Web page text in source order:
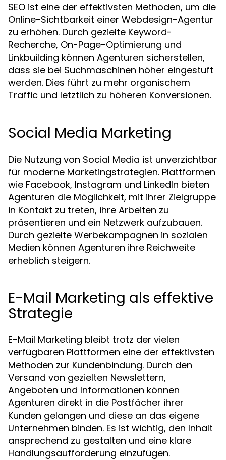
SEO ist eine der effektivsten Methoden, um die
Online-Sichtbarkeit einer Webdesign-Agentur
zu erhöhen. Durch gezielte Keyword-
Recherche, On-Page-Optimierung und
Linkbuilding können Agenturen sicherstellen,
dass sie bei Suchmaschinen höher eingestuft
werden. Dies führt zu mehr organischem
Traffic und letztlich zu höheren Konversionen.
Social Media Marketing
Die Nutzung von Social Media ist unverzichtbar
für moderne Marketingstrategien. Plattformen
wie Facebook, Instagram und LinkedIn bieten
Agenturen die Möglichkeit, mit ihrer Zielgruppe
in Kontakt zu treten, ihre Arbeiten zu
präsentieren und ein Netzwerk aufzubauen.
Durch gezielte Werbekampagnen in sozialen
Medien können Agenturen ihre Reichweite
erheblich steigern.
E-Mail Marketing als effektive
Strategie
E-Mail Marketing bleibt trotz der vielen
verfügbaren Plattformen eine der effektivsten
Methoden zur Kundenbindung. Durch den
Versand von gezielten Newslettern,
Angeboten und Informationen können
Agenturen direkt in die Postfächer ihrer
Kunden gelangen und diese an das eigene
Unternehmen binden. Es ist wichtig, den Inhalt
ansprechend zu gestalten und eine klare
Handlungsaufforderung einzufügen.